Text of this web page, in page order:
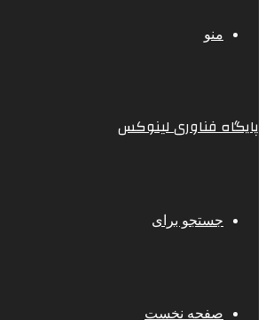
منو
پایگاه فناوری لینوکس
جستجو برای
صفحه نخست